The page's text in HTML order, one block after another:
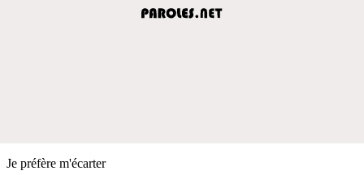
Je préfère m'écarter